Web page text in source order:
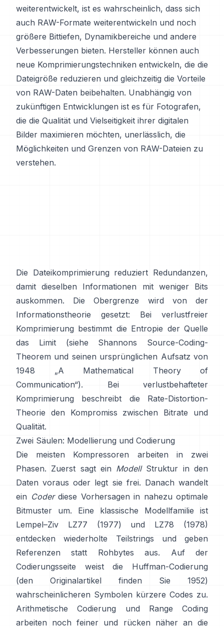
weiterentwickelt, ist es wahrscheinlich, dass sich
auch RAW-Formate weiterentwickeln und noch
größere Bittiefen, Dynamikbereiche und andere
Verbesserungen bieten. Hersteller können auch
neue Komprimierungstechniken entwickeln, die die
Dateigröße reduzieren und gleichzeitig die Vorteile
von RAW-Daten beibehalten. Unabhängig von
zukünftigen Entwicklungen ist es für Fotografen,
die die Qualität und Vielseitigkeit ihrer digitalen
Bilder maximieren möchten, unerlässlich, die
Möglichkeiten und Grenzen von RAW-Dateien zu
verstehen.
Die Dateikomprimierung reduziert Redundanzen,
damit dieselben Informationen mit weniger Bits
auskommen. Die Obergrenze wird von der
Informationstheorie gesetzt: Bei verlustfreier
Komprimierung bestimmt die Entropie der Quelle
das Limit (siehe Shannons
Source-Coding-
Theorem und seinen ursprünglichen Aufsatz von
1948
„A Mathematical Theory of
Communication“). Bei verlustbehafteter
Komprimierung beschreibt die
Rate-Distortion-
Theorie den Kompromiss zwischen Bitrate und
Qualität.
Zwei Säulen: Modellierung und Codierung
Die meisten Kompressoren arbeiten in zwei
Phasen. Zuerst sagt ein ModellStruktur in den
Daten voraus oder legt sie frei. Danach wandelt
ein Coderdiese Vorhersagen in nahezu optimale
Bitmuster um. Eine klassische Modellfamilie ist
Lempel–Ziv
LZ77 (1977)
und LZ78 (1978)
entdecken wiederholte Teilstrings und geben
Referenzen statt Rohbytes aus. Auf der
Codierungsseite weist die
Huffman-Codierung
(den Originalartikel finden Sie
1952)
wahrscheinlicheren Symbolen kürzere Codes zu.
Arithmetische Codierung
und
Range Coding
arbeiten noch feiner und rücken näher an die